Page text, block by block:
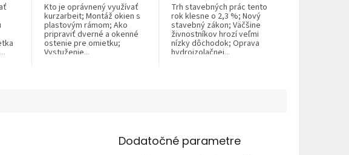
Kto je oprávnený využívať
kurzarbeit; Montáž okien s
plastovým rámom; Ako
pripraviť dverné a okenné
ostenie pre omietku;
Vystuženie...
Trh stavebných prác tento
rok klesne o 2,3 %; Nový
stavebný zákon; Väčšine
živnostníkov hrozí veľmi
nízky dôchodok; Oprava
hydroizolačnej...
Dodatočné parametre